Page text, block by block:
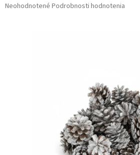
Priemerné
Neohodnotené Podrobnosti hodnotenia